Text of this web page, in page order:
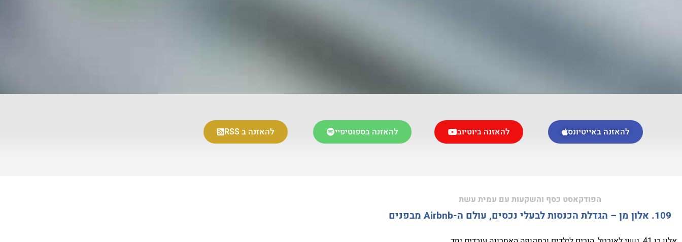
להאזנה באייטיונס להאזנה ביוטיוב להאזנה בספוטיפיי להאזנה ב RSS
הפודקאסט כסף והשקעות עם עמית עשת
109. אלון מן – הגדלת הכנסות לבעלי נכסים, עולם ה-Airbnb מבפנים